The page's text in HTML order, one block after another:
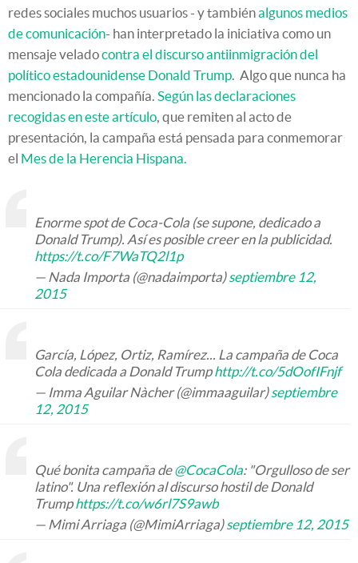
redes sociales muchos usuarios - y tambiénalgunos medios
de comunicación- han interpretado la iniciativa como un
mensaje veladocontra el discurso antiinmigración del
político estadounidense Donald Trump . Algo que nunca ha
mencionado la compañía. Según las declaraciones
recogidas en este artículo , que remiten al acto de
presentación, la campaña está pensada para conmemorar
el Mes de la Herencia Hispana.
Enorme spot de Coca-Cola (se supone, dedicado a
Donald Trump). Así es posible creer en la publicidad.
https://t.co/F7WaTQ2l1p
— Nada Importa (@nadaimporta) septiembre 12,
2015
García, López, Ortiz, Ramírez... La campaña de Coca
Cola dedicada a Donald Trumphttp://t.co/5dOofIFnjf
— Imma Aguilar Nàcher (@immaaguilar) septiembre
12, 2015
Qué bonita campaña de@CocaCola: "Orgulloso de ser
latino". Una reflexión al discurso hostil de Donald
Trumphttps://t.co/w6rl7S9awb
— Mimi Arriaga (@MimiArriaga) septiembre 12, 2015